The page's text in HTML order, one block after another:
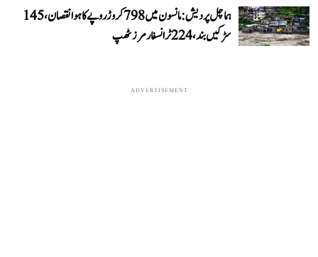
ہماچل پردیش: مانسون میں 798 کروڑ روپے کا ہوا نقصان، 145
سڑکیں بند، 224 ٹرانسفارمرز ٹھپ
ADVERTISEMENT